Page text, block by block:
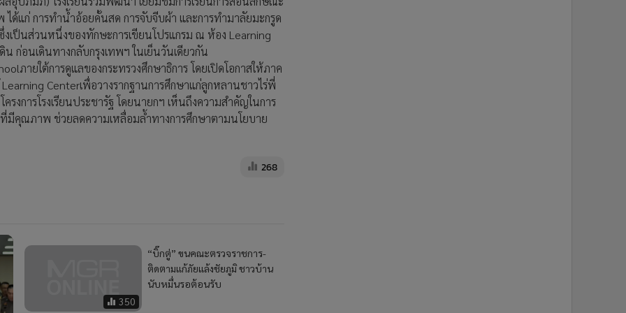
ด้แก่ การทำน้ำอ้อยคั้นสด การจับจีบผ้า และการทำมาลัยมะกรูด
เป็นส่วนหนึ่งของทักษะการเขียนโปรแกรม ณ ห้อง Learning
ก่อนเดินทางกลับกรุงเทพฯ ในเย็นวันเดียวกัน
ภายใต้การดูแลของกระทรวงศึกษาธิการ โดยเปิดโอกาสให้ภาค
Centerเพื่อวางรากฐานการศึกษาแก่ลูกหลานชาวไร่พี่
การโรงเรียนประชารัฐ โดยนายกฯ เห็นถึงความสำคัญในการ
มีคุณภาพ ช่วยลดความเหลื่อมล้ำทางการศึกษาตามนโยบาย
268
350
“บิ๊กตู่” ขนคณะตรวจราชการ-
ติดตามแก้ภัยแล้งชัยภูมิ ชาวบ้าน
นับหมื่นรอต้อนรับ